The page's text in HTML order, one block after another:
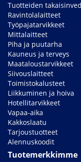
Tuotteiden
Ravintolalaitteet
Työpajatarvikkeet
Mittalaitteet
Piha ja puutarha
Kauneus ja terveys
Maataloustarvikkeet
Siivouslaitteet
Toimistokalusteet
Liikkuminen ja hoiva
Hotellitarvikkeet
Vapaa-aika
Kakkoslaatu
Tarjoustuotteet
Alennuskoodit
Tuotemerkkimme